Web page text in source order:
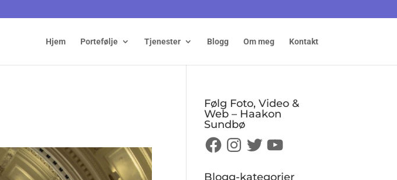
Hjem Portefølje Tjenester Blogg Om meg Kontakt
Følg Foto, Video &
Web – Haakon
Sundbø
FacebookInstagram
TwitterYouTube
Blogg-kategorier